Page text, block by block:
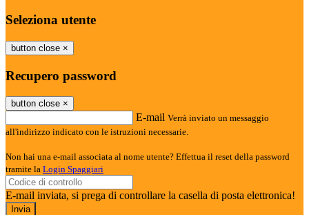
Seleziona utente
button close ×
Recupero password
button close ×
E-mail Verrà inviato un messaggio
all'indirizzo indicato con le istruzioni necessarie.
Non hai una e-mail associata al nome utente? Effettua il reset della password
tramite la Login Spaggiari
E-mail inviata, si prega di controllare la casella di posta elettronica!